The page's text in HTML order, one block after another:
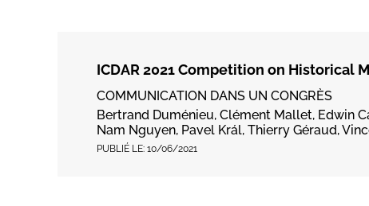
ICDAR 2021 Competition on Historical
COMMUNICATION DANS UN CONGRÈS
Bertrand Duménieu, Clément Mallet, Edwin
Nam Nguyen, Pavel Král, Thierry Géraud,
PUBLIÉ LE: 10/06/2021